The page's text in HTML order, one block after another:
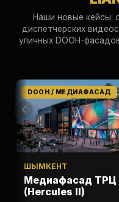
Наши новые кейсы:
диспетчерских
уличных DOOH-
DOOH / МЕДИАФАСАД
ШЫМКЕНТ
Медиафасад ТРЦ
(Hercules II)